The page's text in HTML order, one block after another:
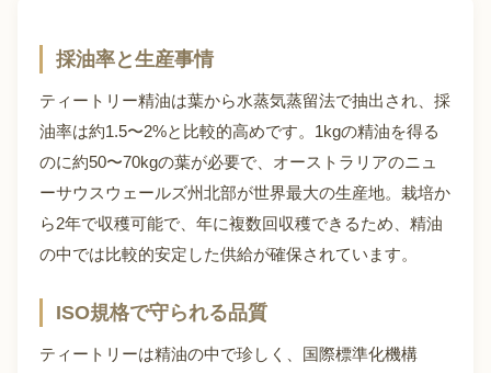
採油率と生産事情
ティートリー精油は葉から水蒸気蒸留法で抽出され、採
油率は約1.5〜2%と比較的高めです。1kgの精油を得る
のに約50〜70kgの葉が必要で、オーストラリアのニュ
ーサウスウェールズ州北部が世界最大の生産地。栽培か
ら2年で収穫可能で、年に複数回収穫できるため、精油
の中では比較的安定した供給が確保されています。
ISO規格で守られる品質
ティートリーは精油の中で珍しく、国際標準化機構